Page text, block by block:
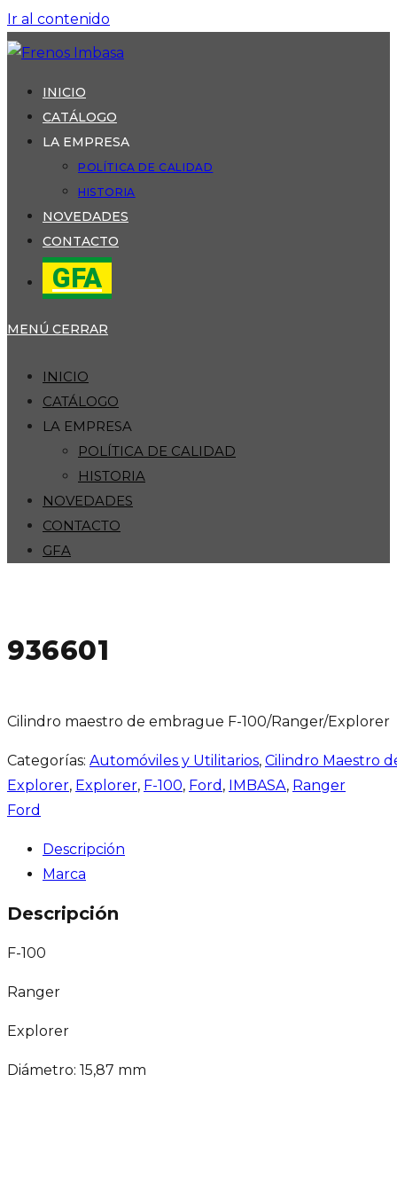
Ir al contenido
INICIO
CATÁLOGO
LA EMPRESA
POLÍTICA DE CALIDAD
HISTORIA
NOVEDADES
CONTACTO
GFA
MENÚ CERRAR
INICIO
CATÁLOGO
LA EMPRESA
POLÍTICA DE CALIDAD
HISTORIA
NOVEDADES
CONTACTO
GFA
936601
Cilindro maestro de embrague F-100/Ranger/Explorer
Categorías: Automóviles y Utilitarios, Cilindro Maestro
Explorer, Explorer, F-100, Ford , IMBASA, Ranger
Ford
Descripción
Marca
Descripción
F-100
Ranger
Explorer
Diámetro: 15,87 mm